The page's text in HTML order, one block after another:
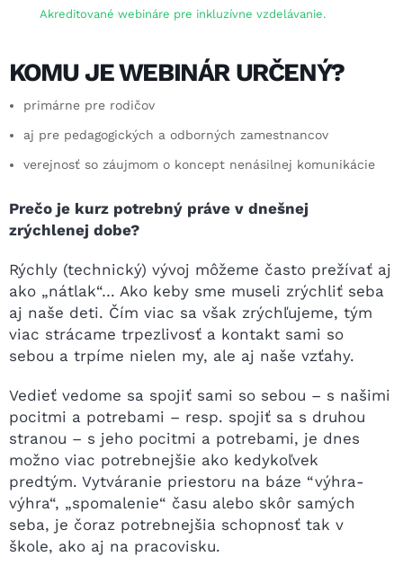
Akreditované webináre pre inkluzívne vzdelávanie.
KOMU JE WEBINÁR URČENÝ?
primárne pre rodičov
aj pre pedagogických a odborných zamestnancov
verejnosť so záujmom o koncept nenásilnej komunikácie
Prečo je kurz potrebný práve v dnešnej
zrýchlenej dobe?
Rýchly (technický) vývoj môžeme často prežívať aj
ako „nátlak“… Ako keby sme museli zrýchliť seba
aj naše deti. Čím viac sa však zrýchľujeme, tým
viac strácame trpezlivosť a kontakt sami so
sebou a trpíme nielen my, ale aj naše vzťahy.
Vedieť vedome sa spojiť sami so sebou – s našimi
pocitmi a potrebami – resp. spojiť sa s druhou
stranou – s jeho pocitmi a potrebami, je dnes
možno viac potrebnejšie ako kedykoľvek
predtým. Vytváranie priestoru na báze “výhra-
výhra“, „spomalenie“ času alebo skôr samých
seba, je čoraz potrebnejšia schopnosť tak v
škole, ako aj na pracovisku.